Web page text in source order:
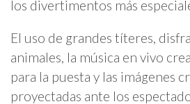
los divertimentos más
El uso de grandes títeres,
animales, la música en vivo
para la puesta y las imágenes
proyectadas ante los